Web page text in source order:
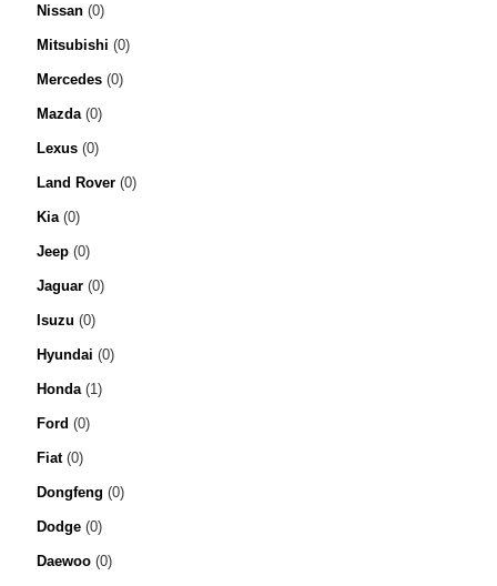
Nissan (0)
Mitsubishi (0)
Mercedes (0)
Mazda(0)
Lexus (0)
Land Rover (0)
Kia(0)
Jeep (0)
Jaguar (0)
Isuzu (0)
Hyundai (0)
Honda(1)
Ford (0)
Fiat(0)
Dongfeng (0)
Dodge (0)
Daewoo (0)